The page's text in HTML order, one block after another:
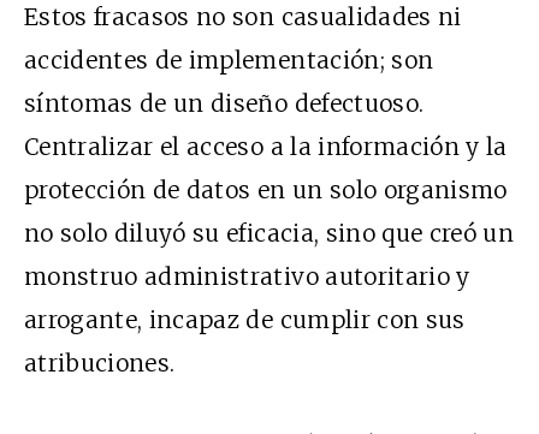
Estos fracasos no son casualidades ni
accidentes de implementación; son
síntomas de un diseño defectuoso.
Centralizar el acceso a la información y la
protección de datos en un solo organismo
no solo diluyó su eficacia, sino que creó un
monstruo administrativo autoritario y
arrogante, incapaz de cumplir con sus
atribuciones.